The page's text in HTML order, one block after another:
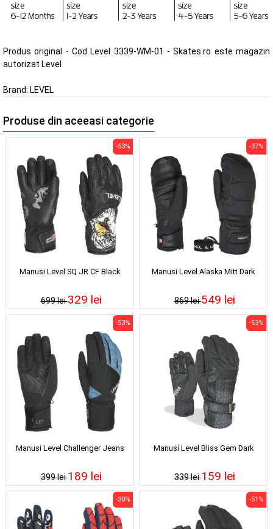
Produs original - Cod Level 3339-WM-01 - Skates.ro este magazin
autorizat Level
Brand: LEVEL
Produse din aceeasi categorie
Manusi Level SQ JR CF Black
699 lei
-53%
329 lei
Manusi Level Alaska Mitt Dark
869 lei
-37%
549 lei
Manusi Level Challenger Jeans
399 lei
-53%
189 lei
Manusi Level Bliss Gem Dark
339 lei
-53%
159 lei
-30% -51%